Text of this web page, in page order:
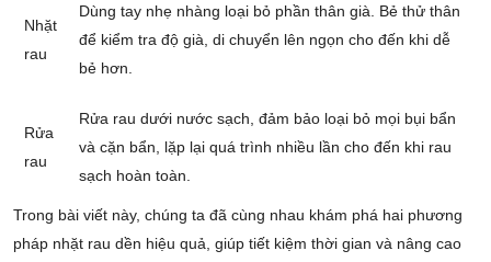
Nhặt
rau
Dùng tay nhẹ nhàng loại bỏ phần thân già. Bẻ thử thân
để kiểm tra độ già, di chuyển lên ngọn cho đến khi dễ
bẻ hơn.
Rửa
rau
Rửa rau dưới nước sạch, đảm bảo loại bỏ mọi bụi bẩn
và cặn bẩn, lặp lại quá trình nhiều lần cho đến khi rau
sạch hoàn toàn.
Trong bài viết này, chúng ta đã cùng nhau khám phá hai phương
pháp nhặt rau dền hiệu quả, giúp tiết kiệm thời gian và nâng cao